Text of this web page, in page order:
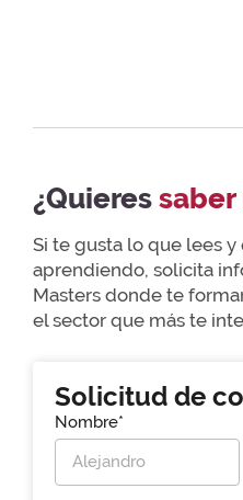
¿Quieressaber
Si te gusta lo que lees
aprendiendo, solicita
Masters donde te
el sector que más te
Solicitud de
Nombre*